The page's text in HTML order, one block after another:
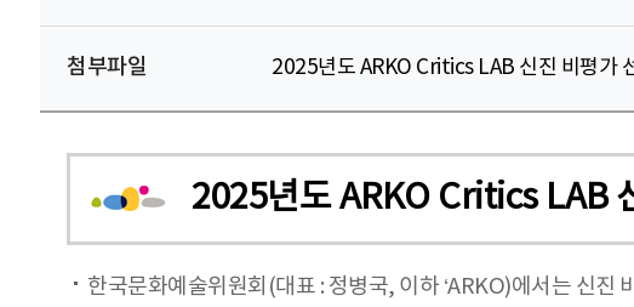
첨부파일 2025년도 ARKO Critics LAB 신진 비평가
2025년도 ARKO Critics LAB
한국문화예술위원회(대표 : 정병국, 이하 ‘ARKO)에서는 신